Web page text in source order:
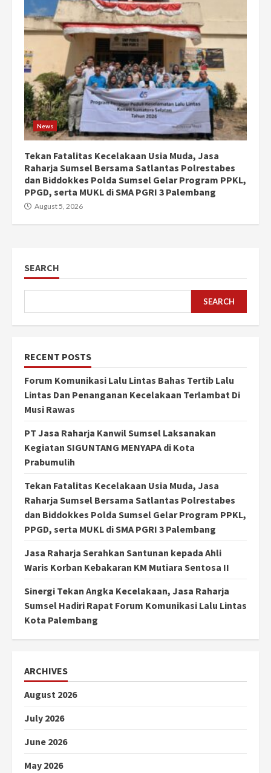
News
Tekan Fatalitas Kecelakaan Usia Muda, Jasa
Raharja Sumsel Bersama Satlantas Polrestabes
dan Biddokkes Polda Sumsel Gelar Program PPKL,
PPGD, serta MUKL di SMA PGRI 3 Palembang
August 5, 2026
SEARCH
SEARCH
RECENT POSTS
Forum Komunikasi Lalu Lintas Bahas Tertib Lalu
Lintas Dan Penanganan Kecelakaan Terlambat Di
Musi Rawas
PT Jasa Raharja Kanwil Sumsel Laksanakan
Kegiatan SIGUNTANG MENYAPA di Kota
Prabumulih
Tekan Fatalitas Kecelakaan Usia Muda, Jasa
Raharja Sumsel Bersama Satlantas Polrestabes
dan Biddokkes Polda Sumsel Gelar Program PPKL,
PPGD, serta MUKL di SMA PGRI 3 Palembang
Jasa Raharja Serahkan Santunan kepada Ahli
Waris Korban Kebakaran KM Mutiara Sentosa II
Sinergi Tekan Angka Kecelakaan, Jasa Raharja
Sumsel Hadiri Rapat Forum Komunikasi Lalu Lintas
Kota Palembang
ARCHIVES
August 2026
July 2026
June 2026
May 2026